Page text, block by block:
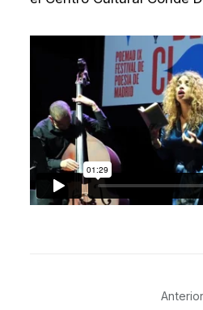
Anterior